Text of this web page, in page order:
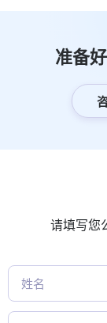
准备
请填写您